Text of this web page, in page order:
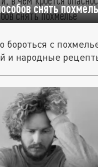
снять
бороться с
и народные